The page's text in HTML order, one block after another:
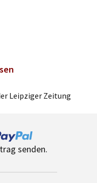
Leipziger Zeitung
senden.